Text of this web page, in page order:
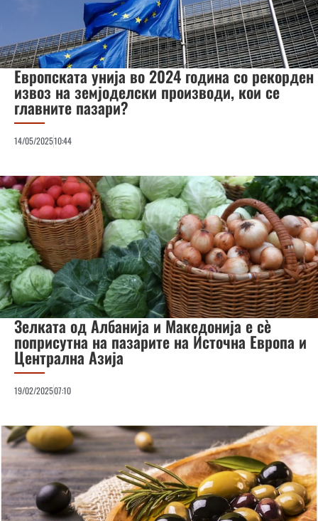
Европската унија во 2024 година со рекорден
извоз на земјоделски производи, кои се
главните пазари?
14/05/202510:44
Зелката од Албанија и Македонија е сѐ
поприсутна на пазарите на Источна Европа и
Централна Азија
19/02/202507:10